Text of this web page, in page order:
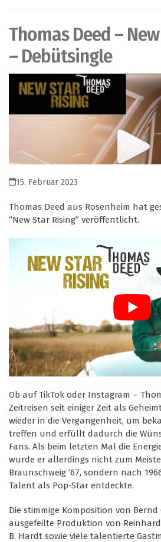
Thomas Deed –
– Debütsingle
15. Februar 2023
Thomas Deed aus Rosenheim hat
“New Star Rising” veröffentlicht.
Ob auf TikTok oder Instagram –
Zeitreisen seit einiger Zeit als
wieder in die Vergangenheit, um
treffen und erfüllt dadurch die
Fans. Als beim letzten Mal die
wurde er allerdings nicht zum
Braunschweig ’67, sondern nach
Talent als Pop-Star entdeckte.
Die stimmige Komposition von Bernd
ausgefeilte Produktion von
B. Hardt sowie viele talentierte